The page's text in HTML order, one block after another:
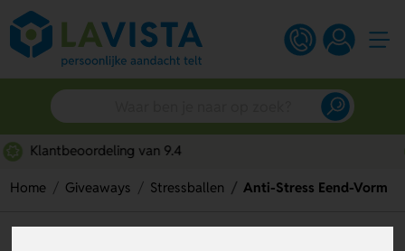
Snelle persoonlijke service
Home Giveaways Stressballen Anti-Stress Eend-Vorm